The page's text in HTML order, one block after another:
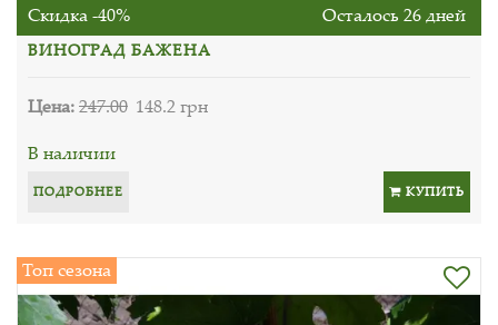
Скидка -40% Осталось 26 дней
ВИНОГРАД БАЖЕНА
Цена:247.00 148.2 грн
В наличии
ПОДРОБНЕЕ КУПИТЬ
Топ сезона